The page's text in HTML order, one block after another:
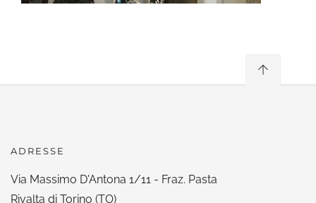
ADRESSE
Via Massimo D'Antona 1/11 - Fraz. Pasta
Rivalta di Torino (TO)